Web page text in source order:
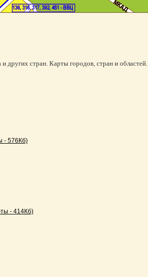
стран. Карты городов, стран и областей.
- 576Кб)
- 414Кб)